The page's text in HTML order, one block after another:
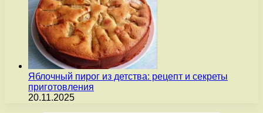
Яблочный пирог из детства: рецепт и секреты
приготовления
20.11.2025